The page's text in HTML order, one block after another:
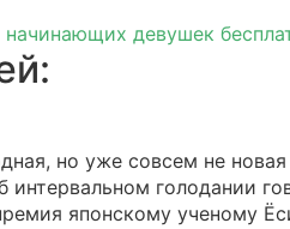
но уже совсем не
интервальном голодании
японскому ученому